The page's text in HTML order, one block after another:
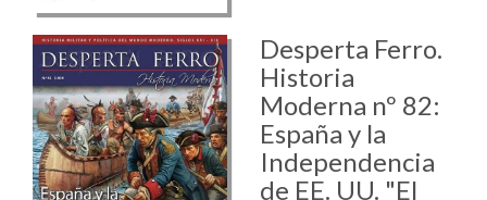
Desperta Ferro.
Historia
Moderna nº 82:
España y la
Independencia
de EE. UU. "El